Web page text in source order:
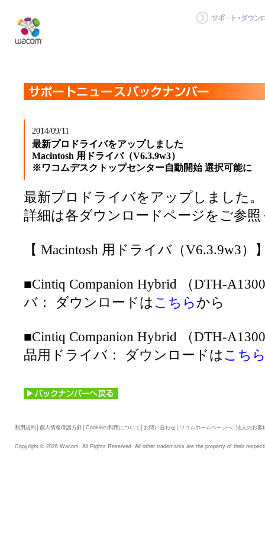
2014/09/11
最新プロドライバをアップしました
Macintosh 用ドライバ（V6.3.9w3）
※ワコムデスクトップセンター自動開始 選択可能に
最新プロドライバをアップしました。
詳細は各ダウンロードページをご参
【 Macintosh 用ドライバ（V6.3.9w3）
■Cintiq Companion Hybrid （DTH-
バ： ダウンロードはこちらから
■Cintiq Companion Hybrid （DTH-
品用ドライバ： ダウンロードはこち
利用規約│ 個人情報保護方針│ Cookieの利用について │ お問い合わせ│ ワコムホームページへ│ 法人のお客
Copyright © 2026 Wacom. All Rights Reserved. All other trademarks are the property of their